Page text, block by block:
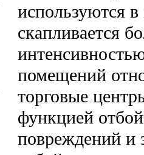
используются в
скапливается
помещений
торговые
функцией
повреждений и